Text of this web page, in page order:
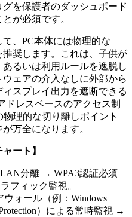
を保護者のダッシュボード
が必須です。
、PC本体には物理的な
推奨します。これは、子供が
るいは利用ルールを逸脱し
ェアの介入なしに外部から
スプレイ出力を遮断できる
レスベースのアクセス制
理的な切り離しポイント
万全になります。
ート】
分離 → WPA3認証必須
フィック監視。
ウォール（例：Windows
）による常時監視 →